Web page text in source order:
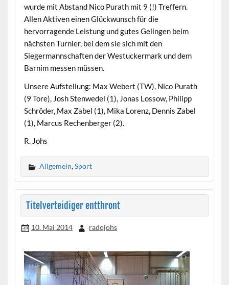
wurde mit Abstand Nico Purath mit 9 (!) Treffern.
Allen Aktiven einen Glückwunsch für die
hervorragende Leistung und gutes Gelingen beim
nächsten Turnier, bei dem sie sich mit den
Siegermannschaften der Westuckermark und dem
Barnim messen müssen.
Unsere Aufstellung: Max Webert (TW), Nico Purath
(9 Tore), Josh Stenwedel (1), Jonas Lossow, Philipp
Schröder, Max Zabel (1), Mika Lorenz, Dennis Zabel
(1), Marcus Rechenberger (2).
R. Johs
Allgemein,Sport
Titelverteidiger entthront
10. Mai 2014 radojohs